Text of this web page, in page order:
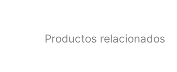
Productos relacionados